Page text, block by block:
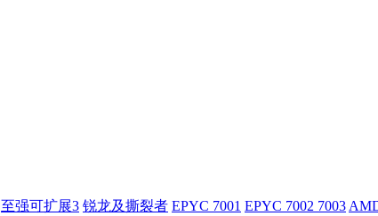
至强可扩展3 锐龙及撕裂者 EPYC 7001 EPYC 7002 7003